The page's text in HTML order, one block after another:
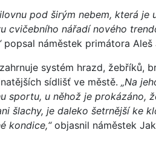
pod širým nebem, která je
cvičebního nářadí nového
popsal náměstek primátora Aleš
systém hrazd, žebříků,
sídlišť ve městě. „Na
sportu, u něhož je prokázáno,
šlachy, je daleko šetrnější ke
kondice,“ objasnil náměstek